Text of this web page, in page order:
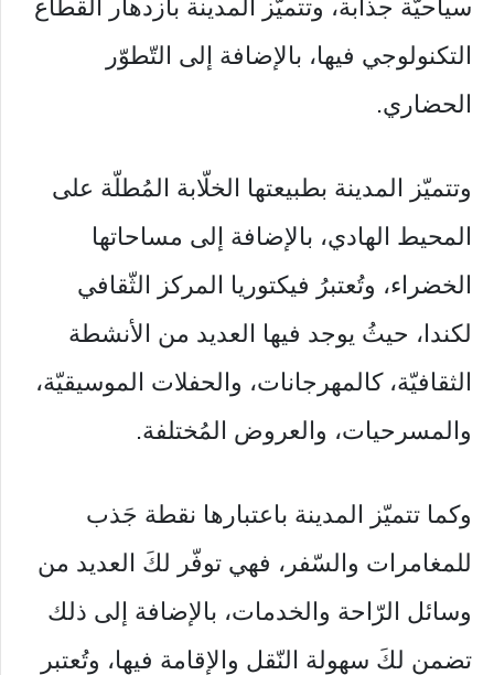
سياحيّة جذّابة، وتتميّز المدينة بازدهار القطاع
التكنولوجي فيها، بالإضافة إلى التّطوّر
الحضاري.
وتتميّز المدينة بطبيعتها الخلّابة المُطلّة على
المحيط الهادي، بالإضافة إلى مساحاتها
الخضراء، وتُعتبرُ فيكتوريا المركز الثّقافي
لكندا، حيثُ يوجد فيها العديد من الأنشطة
الثقافيّة، كالمهرجانات، والحفلات الموسيقيّة،
والمسرحيات، والعروض المُختلفة.
وكما تتميّز المدينة باعتبارها نقطة جَذب
للمغامرات والسّفر، فهي توفّر لكَ العديد من
وسائل الرّاحة والخدمات، بالإضافة إلى ذلك
تضمن لكَ سهولة النّقل والإقامة فيها، وتُعتبر